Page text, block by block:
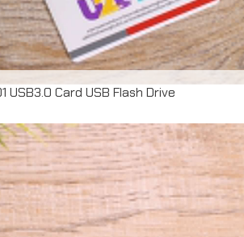
USB3.0 Card USB Flash Drive
ต USB 3.0 Card Flash Drive พร้อมพิมพ์โลโก้ ไม่
น้า-หลัง ความจุ 32GB ขั้นต่ำในการสั่งผลิต 50 ชิ้น